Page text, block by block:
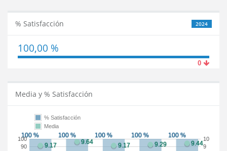
2024
% Satisfacción
100,00 %
0
Media y % Satisfacción
90
100
9
10
% Satisfacción
Media